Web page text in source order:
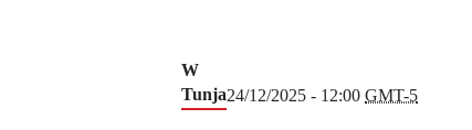
W
Tunja24/12/2025 - 12:00 GMT-5